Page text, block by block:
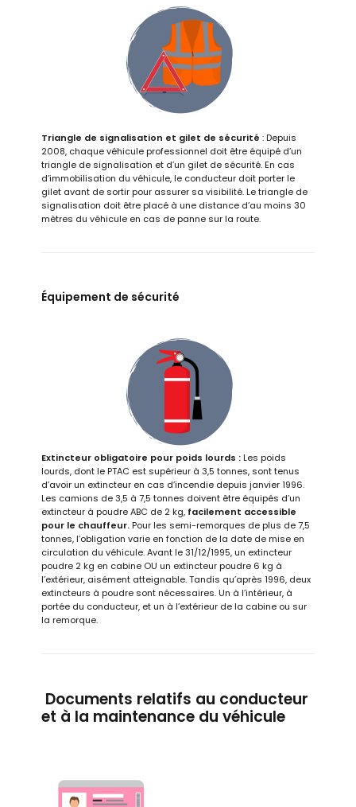
Triangle de signalisation et gilet de sécurité : Depuis
2008, chaque véhicule professionnel doit être équipé d’un
triangle de signalisation et d’un gilet de sécurité. En cas
d’immobilisation du véhicule, le conducteur doit porter le
gilet avant de sortir pour assurer sa visibilité. Le triangle de
signalisation doit être placé à une distance d’au moins 30
mètres du véhicule en cas de panne sur la route.
Équipement de sécurité
Extincteur obligatoire pour poids lourds : Les poids
lourds, dont le PTAC est supérieur à 3,5 tonnes, sont tenus
d’avoir un extincteur en cas d’incendie depuis janvier 1996.
Les camions de 3,5 à 7,5 tonnes doivent être équipés d’un
extincteur à poudre ABC de 2 kg, facilement accessible
pour le chauffeur. Pour les semi-remorques de plus de 7,5
tonnes, l’obligation varie en fonction de la date de mise en
circulation du véhicule. Avant le 31/12/1995, un extincteur
poudre 2 kg en cabine OU un extincteur poudre 6 kg à
l’extérieur, aisément atteignable. Tandis qu’après 1996, deux
extincteurs à poudre sont nécessaires. Un à l’intérieur, à
portée du conducteur, et un à l’extérieur de la cabine ou sur
la remorque.
Documents relatifs au conducteur
et à la maintenance du véhicule